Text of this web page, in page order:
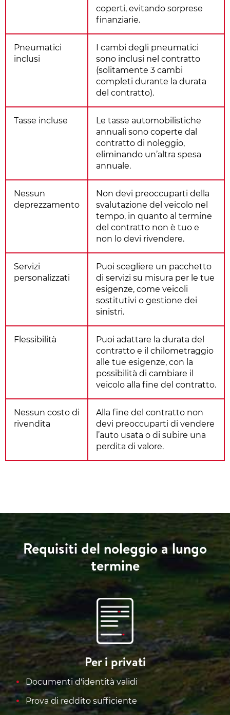
coperti, evitando sorprese
finanziarie.
Pneumatici
inclusi
I cambi degli pneumatici
sono inclusi nel contratto
(solitamente 3 cambi
completi durante la durata
del contratto).
Tasse incluse
Le tasse automobilistiche
annuali sono coperte dal
contratto di noleggio,
eliminando un’altra spesa
annuale.
Nessun
deprezzamento
Non devi preoccuparti della
svalutazione del veicolo nel
tempo, in quanto al termine
del contratto non è tuo e
non lo devi rivendere.
Servizi
personalizzati
Puoi scegliere un pacchetto
di servizi su misura per le tue
esigenze, come veicoli
sostitutivi o gestione dei
sinistri.
Flessibilità
Puoi adattare la durata del
contratto e il chilometraggio
alle tue esigenze, con la
possibilità di cambiare il
veicolo alla fine del contratto.
Nessun costo di
rivendita
Alla fine del contratto non
devi preoccuparti di vendere
l’auto usata o di subire una
perdita di valore.
Requisiti del noleggio a lungo
termine
Per i privati
Documenti d'identità validi
Prova di reddito sufficiente